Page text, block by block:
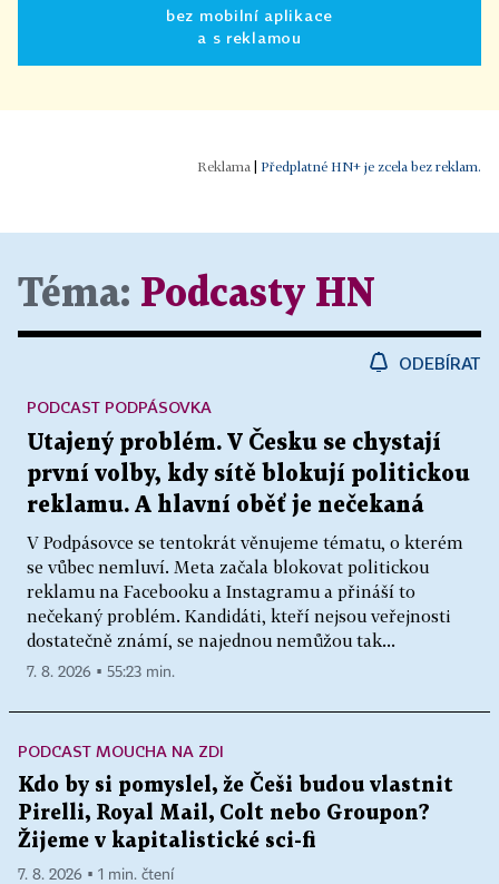
bez mobilní aplikace
a s reklamou
| Předplatné HN+ je zcela bez reklam.
Téma: Podcasty HN
ODEBÍRAT
Utajený problém. V Česku se chystají
první volby, kdy sítě blokují politickou
reklamu. A hlavní oběť je nečekaná
V Podpásovce se tentokrát věnujeme tématu, o kterém
se vůbec nemluví. Meta začala blokovat politickou
reklamu na Facebooku a Instagramu a přináší to
nečekaný problém. Kandidáti, kteří nejsou veřejnosti
dostatečně známí, se najednou nemůžou tak...
PODCAST PODPÁSOVKA
7. 8. 2026 ▪ 55:23 min.
PODCAST MOUCHA NA ZDI
Kdo by si pomyslel, že Češi budou vlastnit
Pirelli, Royal Mail, Colt nebo Groupon?
Žijeme v kapitalistické sci-fi
7. 8. 2026 ▪ 1 min. čtení